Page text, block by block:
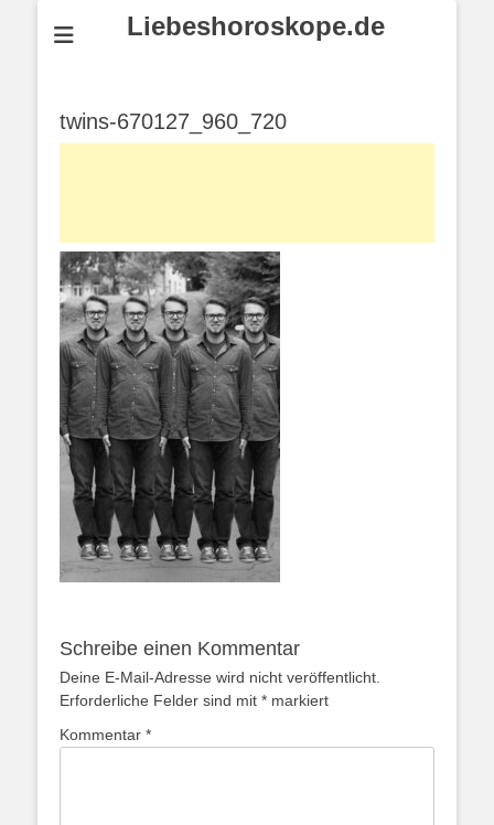
Liebeshoroskope.de
twins-670127_960_720
Schreibe einen Kommentar
Deine E-Mail-Adresse wird nicht veröffentlicht.
Erforderliche Felder sind mit * markiert
Kommentar *